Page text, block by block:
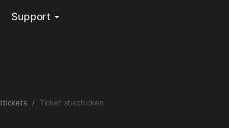
Support
Ticket abschicken